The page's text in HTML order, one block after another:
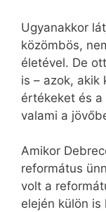
Ugyanakkor
közömbös,
életével. De
is – azok, akik
értékeket és a
valami a
Amikor
református
volt a
elején külön